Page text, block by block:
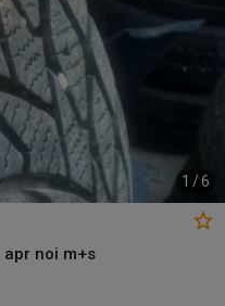
1 /6
apr noi m+s